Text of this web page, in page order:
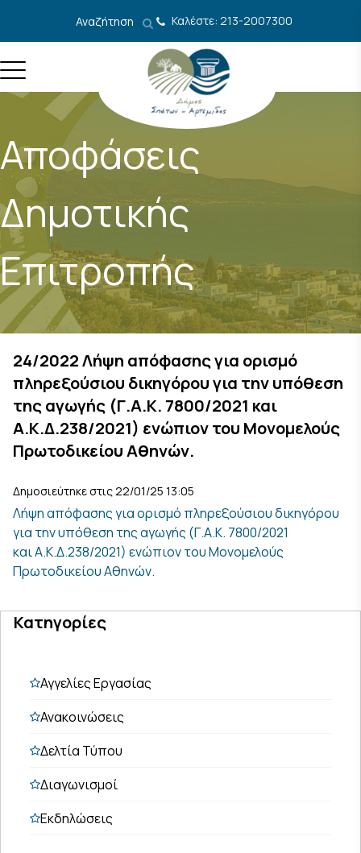
Αναζήτηση Καλέστε: 213-2007300
Αποφάσεις
Δημοτικής
Επιτροπής
24/2022 Λήψη απόφασης για ορισμό
πληρεξούσιου δικηγόρου για την υπόθεση
της αγωγής (Γ.Α.Κ. 7800/2021 και
Α.Κ.Δ.238/2021) ενώπιον του Μονομελούς
Πρωτοδικείου Αθηνών.
Δημοσιεύτηκε στις 22/01/25 13:05
Λήψη απόφασης για ορισμό πληρεξούσιου δικηγόρου
για την υπόθεση της αγωγής (Γ.Α.Κ. 7800/2021
και Α.Κ.Δ.238/2021) ενώπιον του Μονομελούς
Πρωτοδικείου Αθηνών.
Κατηγορίες
Αγγελίες Εργασίας
Ανακοινώσεις
Δελτία Τύπου
Διαγωνισμοί
Εκδηλώσεις